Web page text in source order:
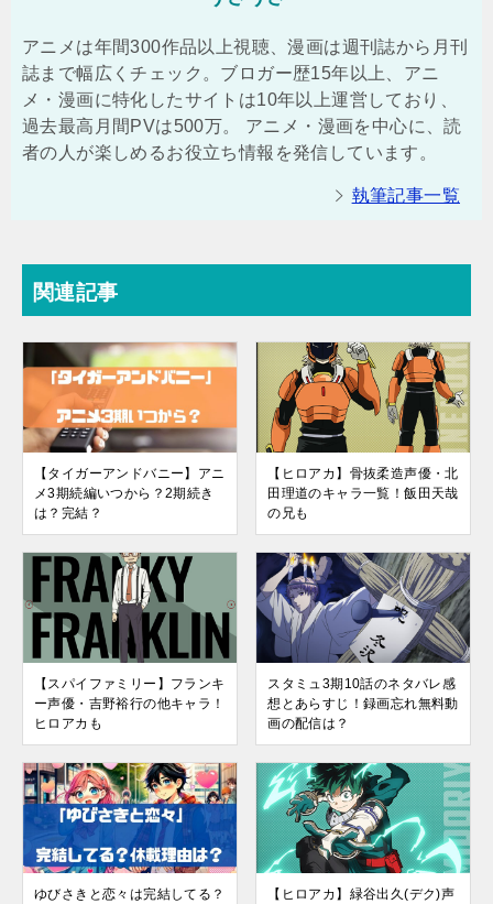
アニメは年間300作品以上視聴、漫画は週刊誌から月刊
誌まで幅広くチェック。ブロガー歴15年以上、アニ
メ・漫画に特化したサイトは10年以上運営しており、
過去最高月間PVは500万。 アニメ・漫画を中心に、読
者の人が楽しめるお役立ち情報を発信しています。
執筆記事一覧
関連記事
【タイガーアンドバニー】アニ
メ3期続編いつから？2期続き
は？完結？
【ヒロアカ】骨抜柔造声優・北
田理道のキャラ一覧！飯田天哉
の兄も
【スパイファミリー】フランキ
ー声優・吉野裕行の他キャラ！
ヒロアカも
スタミュ3期10話のネタバレ感
想とあらすじ！録画忘れ無料動
画の配信は？
ゆびさきと恋々は完結してる？
【ヒロアカ】緑谷出久(デク)声